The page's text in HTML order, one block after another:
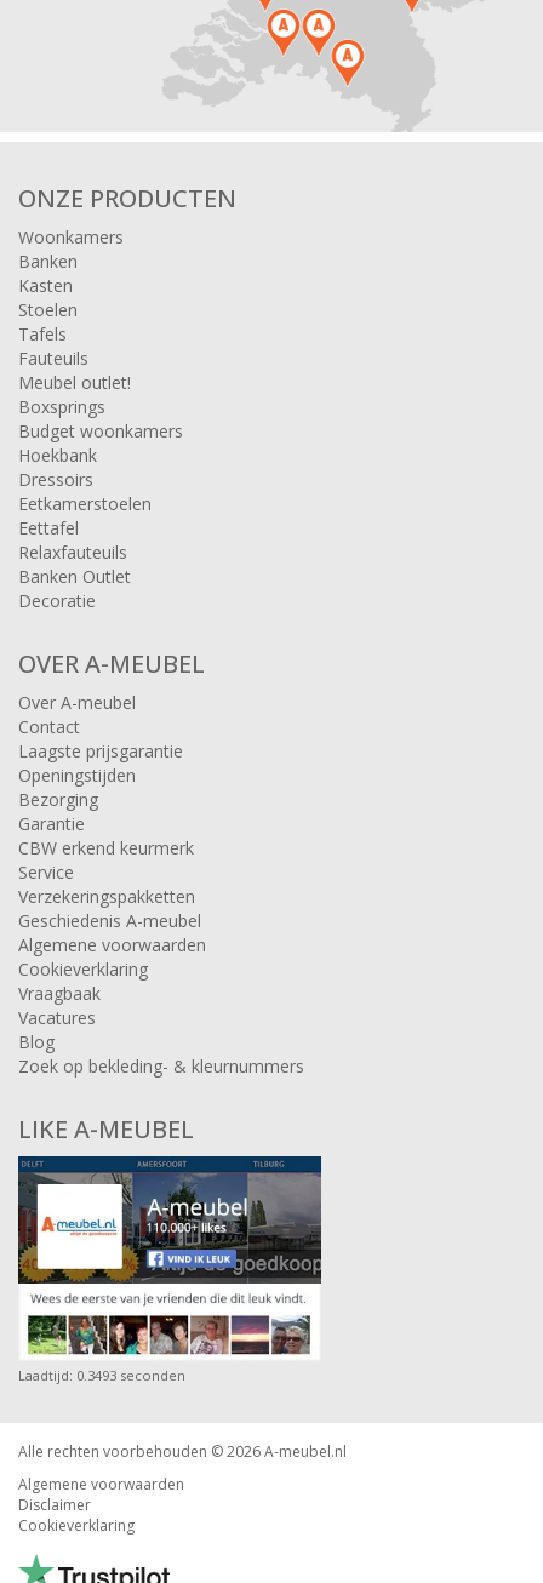
ONZE PRODUCTEN
Woonkamers
Banken
Kasten
Stoelen
Tafels
Fauteuils
Meubel outlet!
Boxsprings
Budget woonkamers
Hoekbank
Dressoirs
Eetkamerstoelen
Eettafel
Relaxfauteuils
Banken Outlet
Decoratie
OVER A-MEUBEL
Over A-meubel
Contact
Laagste prijsgarantie
Openingstijden
Bezorging
Garantie
CBW erkend keurmerk
Service
Verzekeringspakketten
Geschiedenis A-meubel
Algemene voorwaarden
Cookieverklaring
Vraagbaak
Vacatures
Blog
Zoek op bekleding- & kleurnummers
LIKE A-MEUBEL
Laadtijd: 0.3493 seconden
Alle rechten voorbehouden © 2026A-meubel.nl
Algemene voorwaarden
Disclaimer
Cookieverklaring